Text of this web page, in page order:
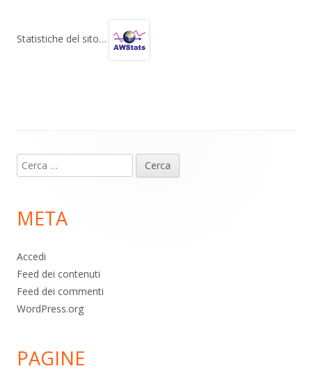
gr s b
Statistiche del sito…
piè
pagina
Ricerca
per:
META
Accedi
Feed dei contenuti
Feed dei commenti
WordPress.org
PAGINE